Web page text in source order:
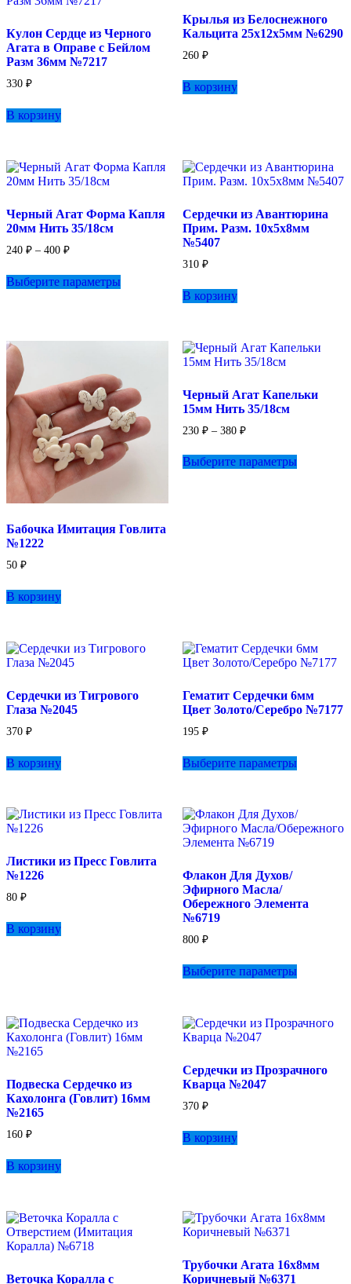
странице
товара.
Кулон Сердце из Черного
Агата в Оправе с Бейлом
Разм 36мм №7217
330 ₽
В корзину
Крылья из Белоснежного
Кальцита 25х12х5мм №6290
260 ₽
В корзину
Черный Агат Форма Капля
20мм Нить 35/18см
240 ₽ – 400 ₽Диапазон
240 ₽
–
Выберите параметры
Опции
на
странице
товара.
Сердечки из Авантюрина
Прим. Разм. 10х5х8мм
№5407
310 ₽
В корзину
Бабочка Имитация Говлита
№1222
50 ₽
В корзину
Черный Агат Капельки
15мм Нить 35/18см
230 ₽ – 380 ₽Диапазон
230 ₽
–
Выберите параметрытовар
Сердечки из Тигрового
Глаза №2045
370 ₽
В корзину
Гематит Сердечки 6мм
Цвет Золото/Серебро №7177
195 ₽
Выберите параметрытовар
Опции
можно
Листики из Пресс Говлита
№1226
80 ₽
В корзину
Флакон Для Духов/
Эфирного Масла/
Обережного Элемента
№6719
800 ₽
Выберите параметрытовар
Опции
на
Подвеска Сердечко из
Кахолонга (Говлит) 16мм
№2165
160 ₽
В корзину
Сердечки из Прозрачного
Кварца №2047
370 ₽
В корзину
Веточка Коралла с
Трубочки Агата 16х8мм
Коричневый №6371